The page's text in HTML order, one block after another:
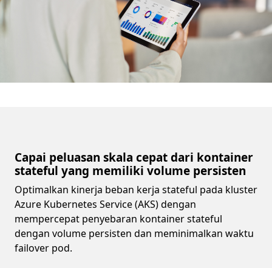
Capai peluasan skala cepat dari kontainer
stateful yang memiliki volume persisten
Optimalkan kinerja beban kerja stateful pada kluster
Azure Kubernetes Service (AKS) dengan
mempercepat penyebaran kontainer stateful
dengan volume persisten dan meminimalkan waktu
failover pod.